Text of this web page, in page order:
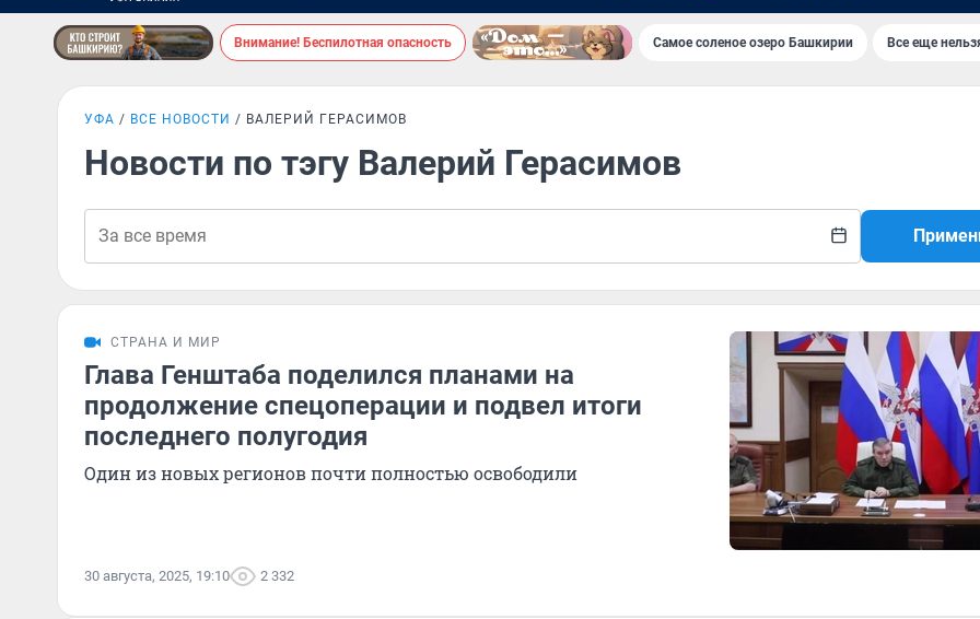
Внимание! Беспилотная опасность Самое соленое озеро Башкирии Все еще
УФА ВСЕ НОВОСТИ ВАЛЕРИЙ ГЕРАСИМОВ
Новости по тэгу Валерий Герасимов
СТРАНА И МИР
Глава Генштаба поделился планами на
продолжение спецоперации и подвел итоги
последнего полугодия
Один из новых регионов почти полностью освободили
30 августа, 2025, 19:10 2 332